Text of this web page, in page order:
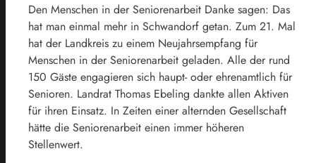
Den Menschen in der Seniorenarbeit Danke sagen: Das
hat man einmal mehr in Schwandorf getan. Zum 21. Mal
hat der Landkreis zu einem Neujahrsempfang für
Menschen in der Seniorenarbeit geladen. Alle der rund
150 Gäste engagieren sich haupt- oder ehrenamtlich für
Senioren. Landrat Thomas Ebeling dankte allen Aktiven
für ihren Einsatz. In Zeiten einer alternden Gesellschaft
hätte die Seniorenarbeit einen immer höheren
Stellenwert.